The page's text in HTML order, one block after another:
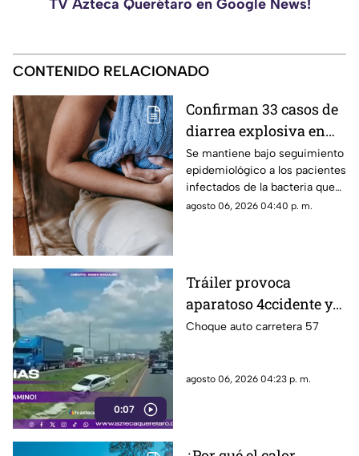
TV Azteca Querétaro en Google News!
CONTENIDO RELACIONADO
Confirman 33 casos de
diarrea explosiva en
México: autoridades de
salud emiten
recomendaciones
Se mantiene bajo seguimiento
epidemiológico a los pacientes
infectados de la bacteria que
provoca diarrea explosiva en
agosto 06, 2026 04:40 p. m.
0:07
Tráiler provoca
aparatoso 4ccidente y
desaparece en la
Choque auto carretera 57
agosto 06, 2026 04:23 p. m.